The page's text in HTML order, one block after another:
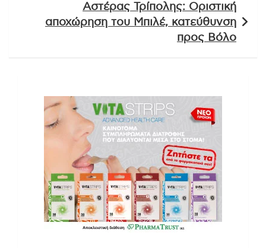
Αστέρας Τρίπολης: Οριστική
αποχώρηση του Μπιλέ, κατεύθυνση
προς Βόλο